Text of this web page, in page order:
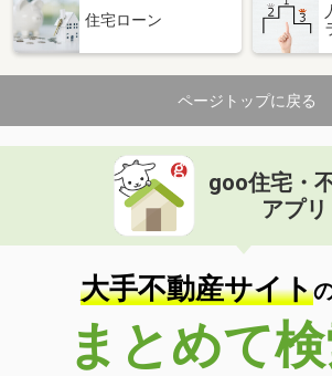
住宅ローン
ページトップに戻る
goo住宅・
アプリ
大手不動産サイト
まとめて検